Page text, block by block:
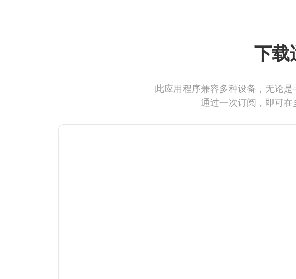
下载
此应用程序兼容多种设备，无论
通过一次订阅，即可在